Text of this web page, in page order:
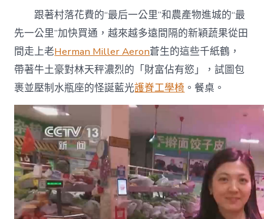
跟著村落花費的“最后一公里”和農產物進城的“最
先一公里”加快買通，越來越多遠間隔的新穎蔬果從田
間走上老Herman Miller Aeron蒼生的這些千紙鶴，
帶著牛土豪對林天秤濃烈的「財富佔有慾」，試圖包
裹並壓制水瓶座的怪誕藍光護脊工學椅 。餐桌。